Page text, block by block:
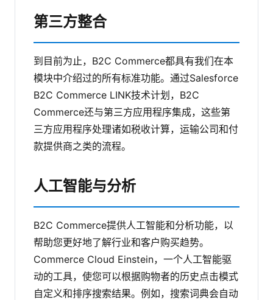
第三方整合
到目前为止，B2C Commerce都具有我们在本
模块中介绍过的所有标准功能。通过Salesforce
B2C Commerce LINK技术计划，B2C
Commerce还与第三方应用程序集成，这些第
三方应用程序处理诸如税收计算，运输公司和付
款提供商之类的流程。
人工智能与分析
B2C Commerce提供人工智能和分析功能，以
帮助您更好地了解行业和客户购买趋势。
Commerce Cloud Einstein，一个人工智能驱
动的工具，使您可以根据购物者的历史点击模式
自定义和排序搜索结果。例如，搜索词典会自动